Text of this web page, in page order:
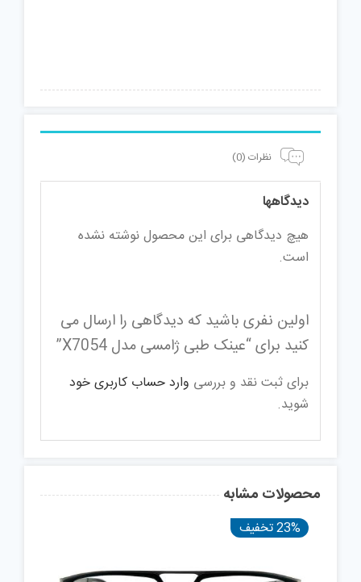
نظرات (0)
دیدگاهها
هیچ دیدگاهی برای این محصول نوشته نشده
است.
اولین نفری باشید که دیدگاهی را ارسال می
کنید برای “عینک طبی ژامسی مدل X7054”
برای ثبت نقد و بررسی وارد حساب کاربری خود
شوید.
محصولات مشابه
23% تخفیف